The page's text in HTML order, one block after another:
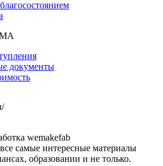
документы
wemakefab
самые интересные материалы
образовании и не только.